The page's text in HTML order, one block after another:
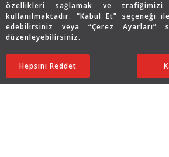
özellikleri sağlamak ve
kullanılmaktadır. “Kabul Et” seçeneği
edebilirsiniz veya “Çerez Ayarları”
düzenleyebilirsiniz.
Hepsini Reddet
67.759 TL
33.879TL
© 2026
Copyright © 2026 Assos Pırlanta - Bu